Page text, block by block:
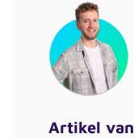
Artikel van